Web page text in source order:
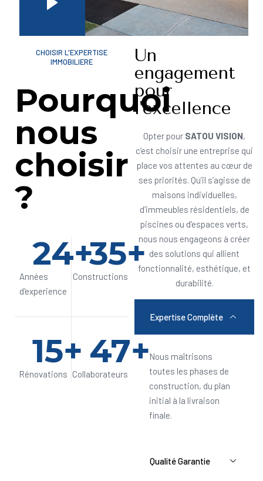
CHOISIR L'EXPERTISE
IMMOBILIERE
Pourquoi
nous
choisir
?
Années
d'experience
24+
Constructions
35+
Rénovations
15+
Collaborateurs
47+
Un
engagement
pour
l'excellence
Opter pour SATOU VISION,
c’est choisir une entreprise qui
place vos attentes au cœur de
ses priorités. Qu’il s’agisse de
maisons individuelles,
d’immeubles résidentiels, de
piscines ou d’espaces verts,
nous nous engageons à créer
des solutions qui allient
fonctionnalité, esthétique, et
durabilité.
Expertise Complète
Nous maîtrisons
toutes les phases de
construction, du plan
initial à la livraison
finale.
Qualité Garantie